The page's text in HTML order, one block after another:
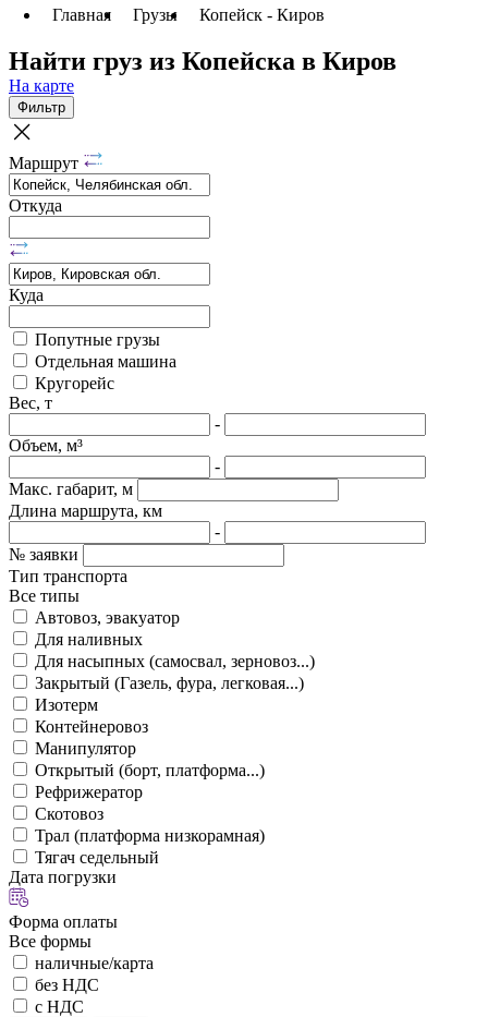
Главная Грузы Копейск - Киров
Найти груз из Копейска в Киров
На карте
Фильтр
Маршрут
Откуда
Куда
Попутные грузы
Отдельная машина
Кругорейс
Вес, т
-
Объем, м³
-
Макс. габарит, м
Длина маршрута, км
-
№ заявки
Тип транспорта
Все типы
Автовоз, эвакуатор
Для наливных
Для насыпных (самосвал, зерновоз...)
Закрытый (Газель, фура, легковая...)
Изотерм
Контейнеровоз
Манипулятор
Открытый (борт, платформа...)
Рефрижератор
Скотовоз
Трал (платформа низкорамная)
Тягач седельный
Дата погрузки
Форма оплаты
Все формы
наличные/карта
без НДС
с НДС